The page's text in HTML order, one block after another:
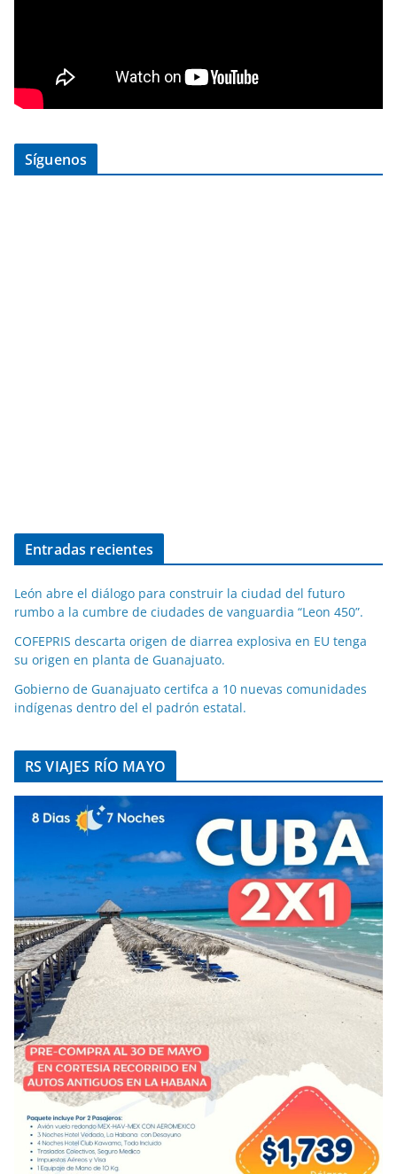
Síguenos
Entradas recientes
León abre el diálogo para construir la ciudad del futuro
rumbo a la cumbre de ciudades de vanguardia “Leon 450”.
COFEPRIS descarta origen de diarrea explosiva en EU tenga
su origen en planta de Guanajuato.
Gobierno de Guanajuato certifca a 10 nuevas comunidades
indígenas dentro del el padrón estatal.
RS VIAJES RÍO MAYO